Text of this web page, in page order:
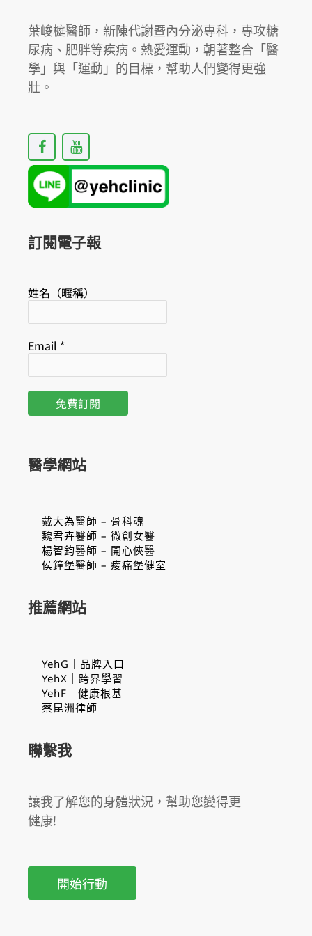
技
血
糖
享。
葉峻榳醫師，新陳代謝暨內分泌專科，專攻糖
尿病、肥胖等疾病。熱愛運動，朝著整合「醫
學」與「運動」的目標，幫助人們變得更強
壯。
F
a
c
e
b
o
k
Y
o
u
t
u
b
訂閱電子報
姓名（暱稱）
Email *
醫學網站
戴大為醫師 – 骨科魂
魏君卉醫師 – 微創女醫
楊智鈞醫師 – 開心俠醫
侯鐘堡醫師 – 痠痛堡健室
推薦網站
YehG｜品牌入口
YehX｜跨界學習
YehF｜健康根基
蔡昆洲律師
聯繫我
讓我了解您的身體狀況，幫助您變得更
健康!
開始行動